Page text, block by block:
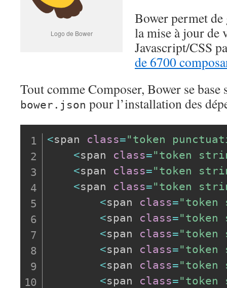
Logo de Bower
Bower permet
la mise à jour de
Javascript/CSS
de 6700
Tout comme Composer, Bower se
bower.json pour l’installation des
<span class="token
<span class="token
<span class="token
<span class="token
<span class="token
<span class="token
<span class="token
<span class="token
<span class="token
<span class="token